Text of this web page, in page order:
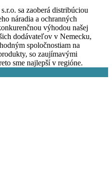
sa zaoberá distribúciou
náradia a ochranných
výhodou našej
dodávateľov v Nemecku,
spoločnostiam na
so zaujímavými
sme najlepší v regióne.